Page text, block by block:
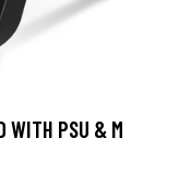
WITH PSU & M